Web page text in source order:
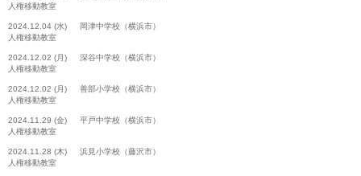
人権移動教室
2024.12.04 (水) 岡津中学校（横浜市）
人権移動教室
2024.12.02 (月) 深谷中学校（横浜市）
人権移動教室
2024.12.02 (月) 善部小学校（横浜市）
人権移動教室
2024.11.29 (金) 平戸中学校（横浜市）
人権移動教室
2024.11.28 (木) 浜見小学校（藤沢市）
人権移動教室